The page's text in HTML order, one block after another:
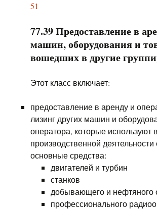
51
77.39 Предоставление в
машин, оборудования и
вошедших в другие
Этот класс включает:
предоставление в аренду и
лизинг других машин и
оператора, которые используют в
производственной
основные средства:
двигателей и турбин
станков
добывающего и нефтяного
профессионального